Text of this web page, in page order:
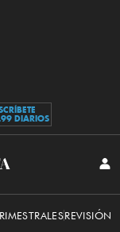
DIARIOS
REVISIÓN